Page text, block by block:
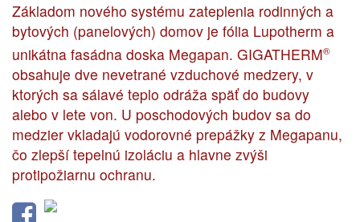
Základom nového systému zateplenia rodinných a
bytových (panelových) domov je fólia Lupotherm a
unikátna fasádna doska Megapan. GIGATHERM®
obsahuje dve nevetrané vzduchové medzery, v
ktorých sa sálavé teplo odráža späť do budovy
alebo v lete von. U poschodových budov sa do
medzier vkladajú vodorovné prepážky z Megapanu,
čo zlepší tepelnú izoláciu a hlavne zvýši
protipožiarnu ochranu.